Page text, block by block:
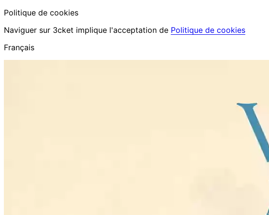
Politique de cookies
Naviguer sur 3cket implique l'acceptation de Politique de cookies
Français